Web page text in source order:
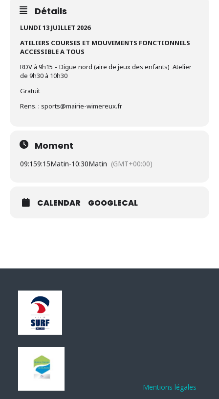
Détails
LUNDI 13 JUILLET 2026
ATELIERS COURSES ET MOUVEMENTS FONCTIONNELS
ACCESSIBLE A TOUS
RDV à 9h15 – Digue nord (aire de jeux des enfants) Atelier
de 9h30 à 10h30
Gratuit
Rens. : sports@mairie-wimereux.fr
Moment
09:159:15Matin-10:30Matin (GMT+00:00)
CALENDAR GOOGLECAL
Mentions légales